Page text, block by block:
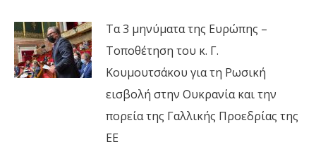
Τα 3 μηνύματα της Ευρώπης –
Τοποθέτηση του κ. Γ.
Κουμουτσάκου για τη Ρωσική
εισβολή στην Ουκρανία και την
πορεία της Γαλλικής Προεδρίας της
ΕΕ